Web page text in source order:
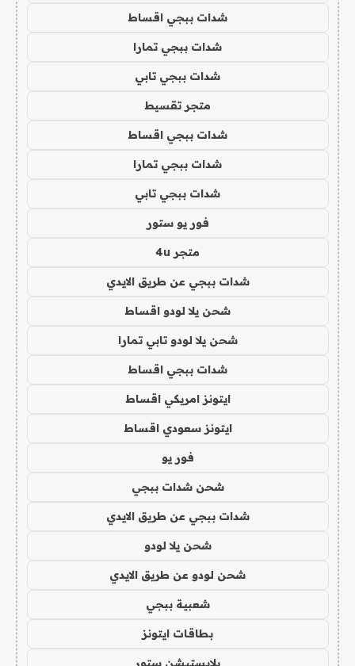
شدات ببجي اقساط
شدات ببجي تمارا
شدات ببجي تابي
متجر تقسيط
شدات ببجي اقساط
شدات ببجي تمارا
شدات ببجي تابي
فور يو ستور
متجر 4u
شدات ببجي عن طريق الايدي
شحن يلا لودو اقساط
شحن يلا لودو تابي تمارا
شدات ببجي اقساط
ايتونز امريكي اقساط
ايتونز سعودي اقساط
فور يو
شحن شدات ببجي
شدات ببجي عن طريق الايدي
شحن يلا لودو
شحن لودو عن طريق الايدي
شعبية ببجي
بطاقات ايتونز
بلايستيشن ستور